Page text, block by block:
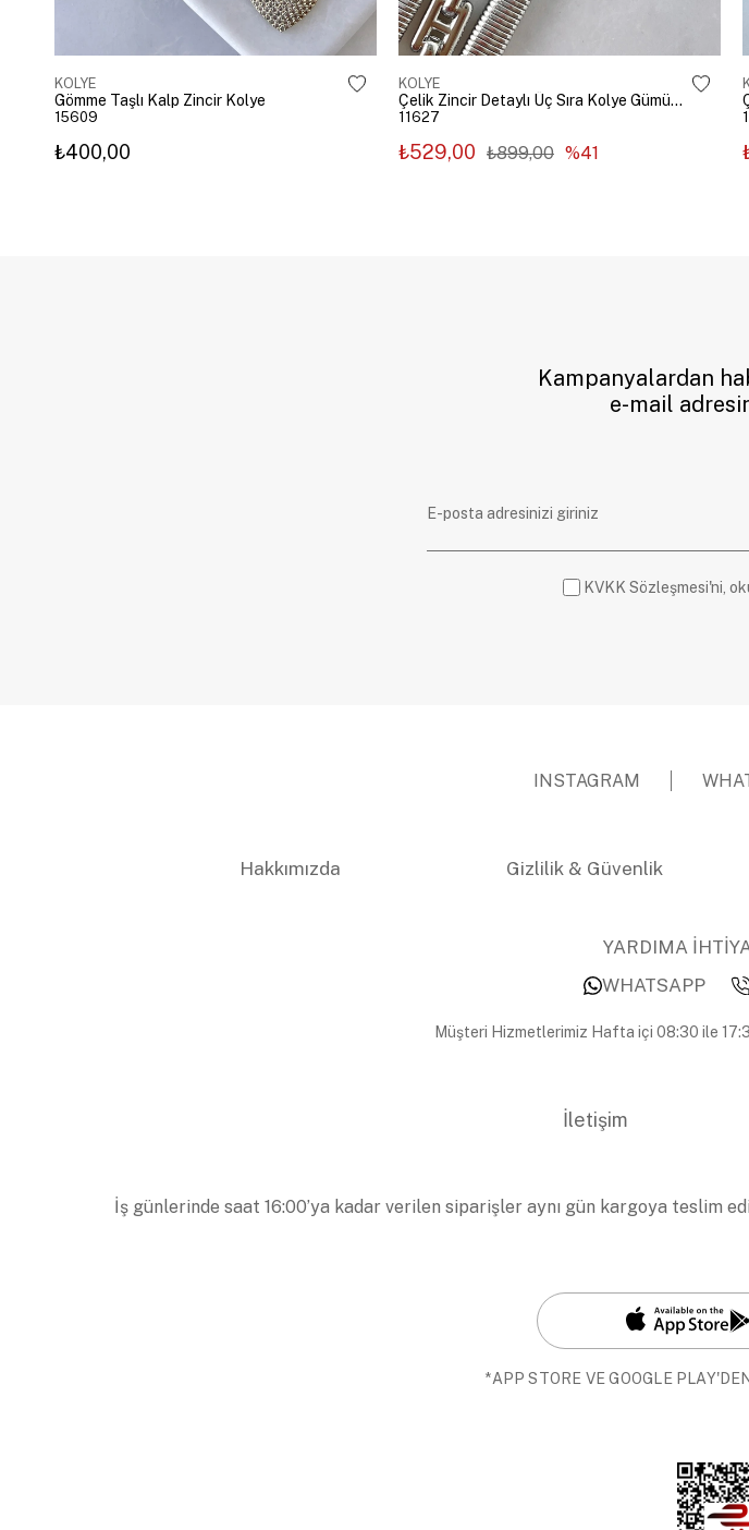
KOLYE
Gömme Taşlı Kalp Zincir Kolye
15609
₺400,00
KOLYE
Çelik Zincir Detaylı Üç Sıra Kolye Gümüş Renk
11627
₺529,00 ₺899,00 %41
Kampanyalardan
e-mail
KVKK Sözleşmesi'ni,
INSTAGRAM
Hakkımızda Gizlilik & Güvenlik
YARDIMA
WHATSAPP
Müşteri Hizmetlerimiz Hafta içi 08:30 ile
İletişim
İş günlerinde saat 16:00’ya kadar verilen siparişler aynı gün kargoya teslim
*APP STORE VE GOOGLE